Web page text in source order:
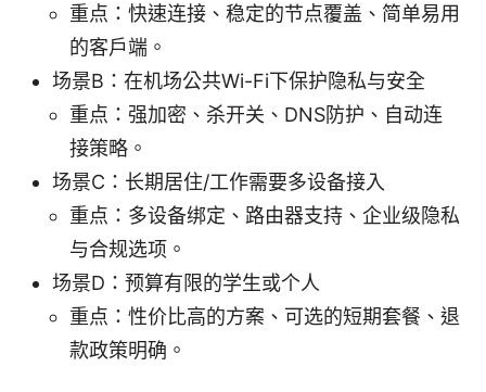
重点：快速连接、稳定的节点覆盖、简单易用
的客户端。
场景B：在机场公共Wi-Fi下保护隐私与安全
重点：强加密、杀开关、DNS防护、自动连
接策略。
场景C：长期居住/工作需要多设备接入
重点：多设备绑定、路由器支持、企业级隐私
与合规选项。
场景D：预算有限的学生或个人
重点：性价比高的方案、可选的短期套餐、退
款政策明确。